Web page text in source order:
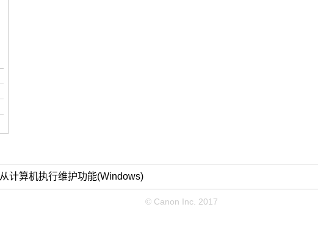
从计算机执行维护功能(Windows)
© Canon Inc. 2017